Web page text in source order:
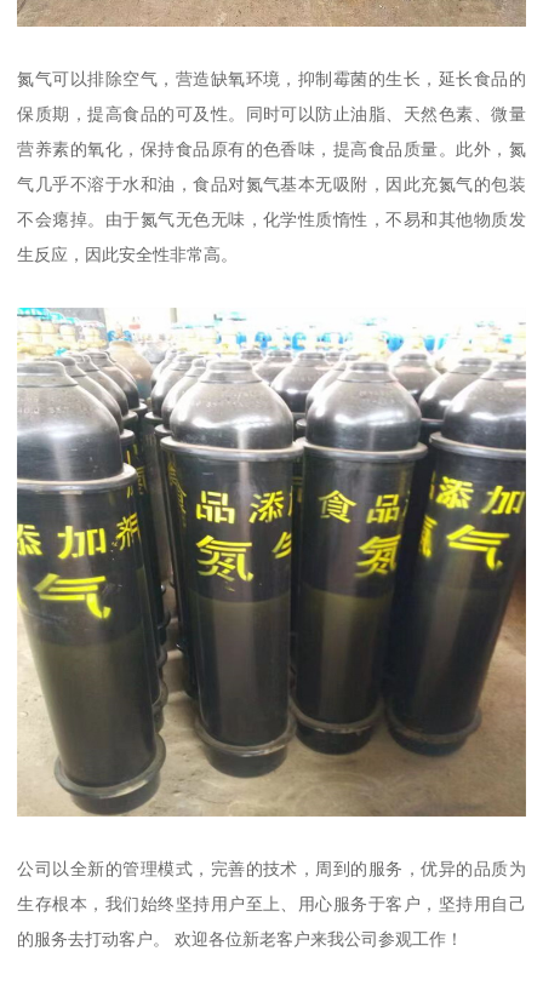
氮气可以排除空气，营造缺氧环境，抑制霉菌的生长，延长食品的
保质期，提高食品的可及性。同时可以防止油脂、天然色素、微量
营养素的氧化，保持食品原有的色香味，提高食品质量。此外，氮
气几乎不溶于水和油，食品对氮气基本无吸附，因此充氮气的包装
不会瘪掉。由于氮气无色无味，化学性质惰性，不易和其他物质发
生反应，因此安全性非常高。
公司以全新的管理模式，完善的技术，周到的服务，优异的品质为
生存根本，我们始终坚持用户至上、用心服务于客户，坚持用自己
的服务去打动客户。 欢迎各位新老客户来我公司参观工作！